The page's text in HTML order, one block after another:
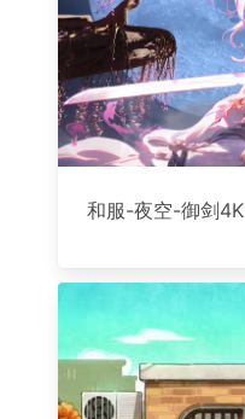
和服-夜空-御剑4K